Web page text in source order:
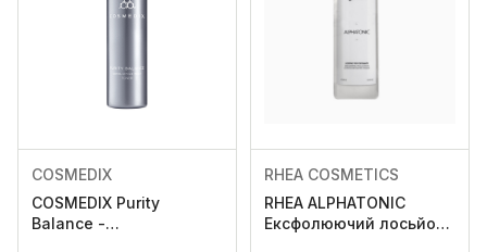
COSMEDIX
COSMEDIX Purity
Balance -
RHEA COSMETICS
RHEA ALPHATONIC
Ексфолюючий лосьйон